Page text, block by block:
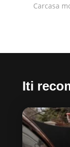
Carcasa
Iti